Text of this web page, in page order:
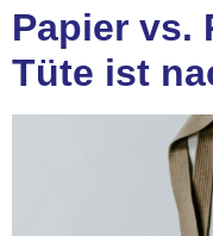
Papier vs.
Tüte ist